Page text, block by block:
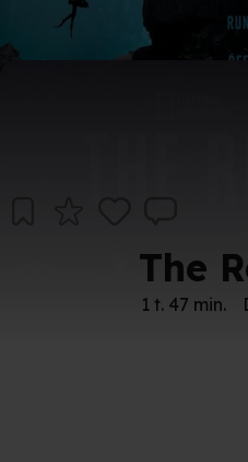
The
1 t. 47 min.